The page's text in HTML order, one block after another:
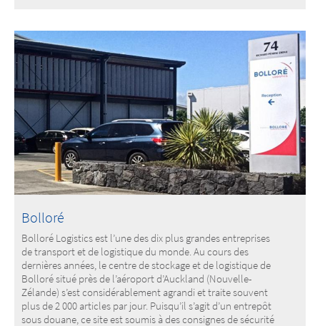
Bolloré
Bolloré Logistics est l’une des dix plus grandes entreprises
de transport et de logistique du monde. Au cours des
dernières années, le centre de stockage et de logistique de
Bolloré situé près de l’aéroport d’Auckland (Nouvelle-
Zélande) s’est considérablement agrandi et traite souvent
plus de 2 000 articles par jour. Puisqu’il s’agit d’un entrepôt
sous douane, ce site est soumis à des consignes de sécurité